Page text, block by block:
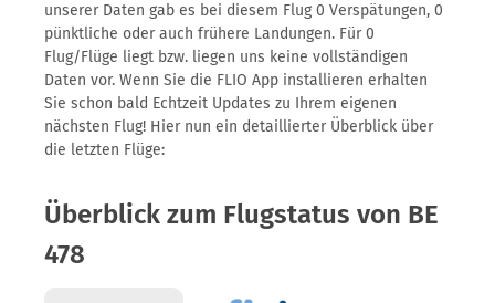
unserer Daten gab es bei diesem Flug 0 Verspätungen, 0
pünktliche oder auch frühere Landungen. Für 0
Flug/Flüge liegt bzw. liegen uns keine vollständigen
Daten vor. Wenn Sie die FLIO App installieren erhalten
Sie schon bald Echtzeit Updates zu Ihrem eigenen
nächsten Flug! Hier nun ein detaillierter Überblick über
die letzten Flüge:
Überblick zum Flugstatus von BE
478